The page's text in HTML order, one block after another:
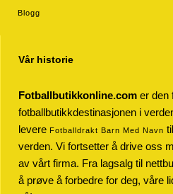
Blogg
Vår historie
Fotballbutikkonline.com er den
fotballbutikkdestinasjonen i
levere Fotballdrakt Barn Med Navn
verden. Vi fortsetter å drive oss
av vårt firma. Fra lagsalg til
å prøve å forbedre for deg, våre